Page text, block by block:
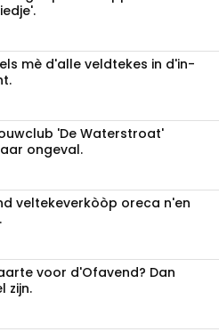
mè d'alle veldtekes in d'in-
'De Waterstroat'
ongeval.
veltekeverkòòp oreca n'en
voor d'Ofavend? Dan
zijn.